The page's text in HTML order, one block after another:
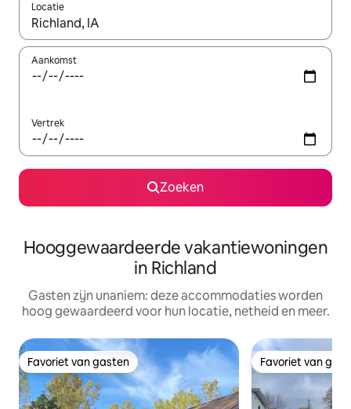
Locatie
Wanneer er resultaten beschikbaar zijn, maak je een keuze
Aankomst
Vertrek
Zoeken
Hooggewaardeerde vakantiewoningen
in Richland
Gasten zijn unaniem: deze accommodaties worden
hoog gewaardeerd voor hun locatie, netheid en meer.
Favoriet van gasten
Favoriet van gasten Favoriet van
Favoriet van